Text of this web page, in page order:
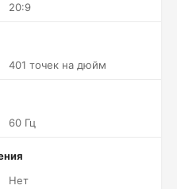
20:9
401 точек на дюйм
60 Гц
Нет